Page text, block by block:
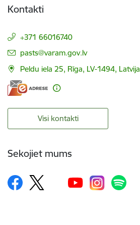
Kontakti
+371 66016740
E-pasts:
pasts@varam.gov.lv
Peldu iela 25, Rīga, LV-1494, Latvija
Visi kontakti
Sekojiet mums